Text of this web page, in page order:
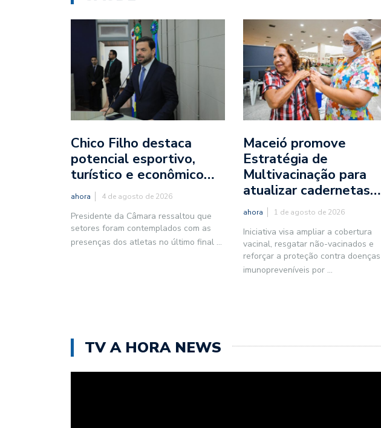
Chico Filho destaca
potencial esportivo,
turístico e econômico…
ahora 4 de agosto de 2026
Presidente da Câmara ressaltou que
setores foram contemplados com as
presenças dos atletas no último final ...
Maceió promove
Estratégia de
Multivacinação para
atualizar cadernetas…
ahora 1 de agosto de 2026
Iniciativa visa ampliar a cobertura
vacinal, resgatar não-vacinados e
reforçar a proteção contra doenças
imunopreveníveis por ...
TV A HORA NEWS